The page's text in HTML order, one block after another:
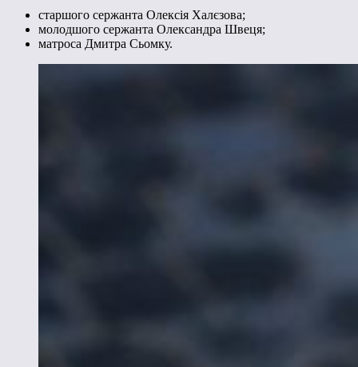
старшого сержанта Олексія Халєзова;
молодшого сержанта Олександра Швеця;
матроса Дмитра Сьомку.